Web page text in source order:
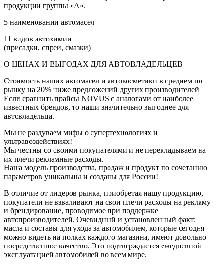
продукции группы «А».
5 наименований автомасел
11 видов автохимии
(присадки, спреи, смазки)
О ЦЕНАХ И ВЫГОДАХ ДЛЯ АВТОВЛАДЕЛЬЦЕВ
Стоимость наших автомасел и автокосметики в среднем по
рынку на 20% ниже предложений других производителей.
Если сравнить прайсы NOVUS с аналогами от наиболее
известных брендов, то наши значительно выгоднее для
автовладельца.
Мы не раздуваем мифы о супертехнологиях и
ультравоздействиях!
Мы честны со своими покупателями и не перекладываем на
их плечи рекламные расходы.
Наша модель производства, продаж и продукт по сочетанию
параметров уникальны и созданы для России!
В отличие от лидеров рынка, приобретая нашу продукцию,
покупатели не взваливают на свои плечи расходы на рекламу
и брендирование, проводимое при поддержке
автопроизводителей. Очевидный и установленный факт:
масла и составы для ухода за автомобилем, которые сегодня
можно видеть на полках каждого магазина, имеют довольно
посредственное качество. Это подтверждается ежедневной
эксплуатацией автомобилей во всем мире.